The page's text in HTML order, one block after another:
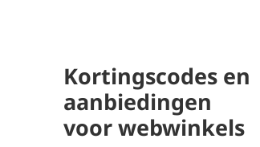
Kortingscodes en
aanbiedingen
voor webwinkels